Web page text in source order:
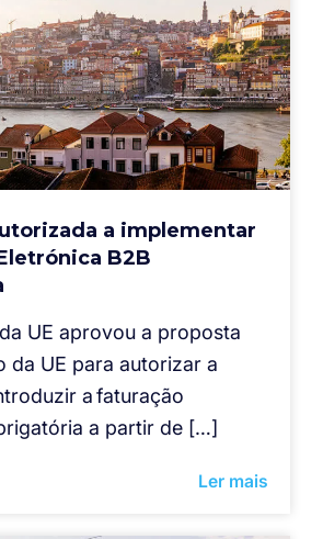
a implementar
B2B
UE aprovou a proposta
da UE para autorizar a
a faturação
a partir de […]
Ler mais